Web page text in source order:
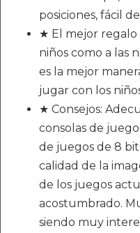
posiciones, fácil
★ El mejor regalo
niños como a las
es la mejor
jugar con los
★ Consejos:
consolas de
de juegos de 8
calidad de la
de los juegos
acostumbrado.
siendo muy